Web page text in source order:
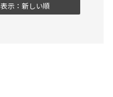
表示：新しい順